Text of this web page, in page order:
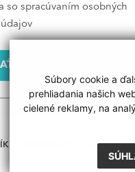
Súbory cookie a
prehliadania našich
cielené reklamy, na
so spracúvaním osobných
údajov
SPRÁVU
GALÉRIA